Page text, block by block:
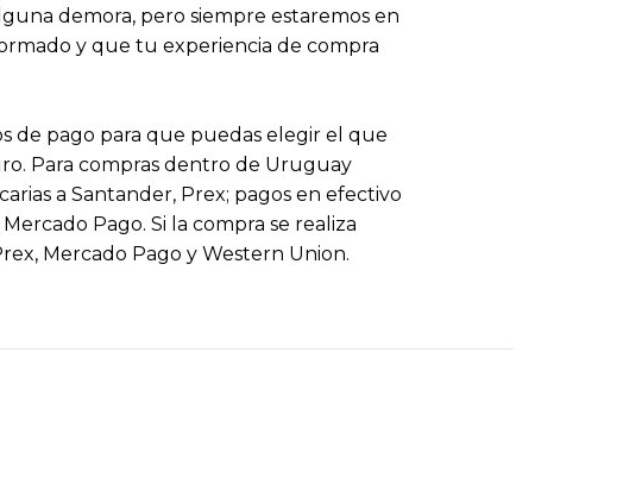
demora, pero siempre estaremos en
y que tu experiencia de compra
de pago para que puedas elegir el que
Para compras dentro de Uruguay
a Santander, Prex; pagos en efectivo
Pago. Si la compra se realiza
Mercado Pago y Western Union.